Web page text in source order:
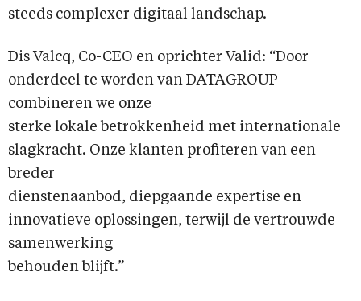
steeds complexer digitaal landschap.
Dis Valcq, Co-CEO en oprichter Valid: “Door
onderdeel te worden van DATAGROUP
combineren we onze
sterke lokale betrokkenheid met internationale
slagkracht. Onze klanten profiteren van een
breder
dienstenaanbod, diepgaande expertise en
innovatieve oplossingen, terwijl de vertrouwde
samenwerking
behouden blijft.”